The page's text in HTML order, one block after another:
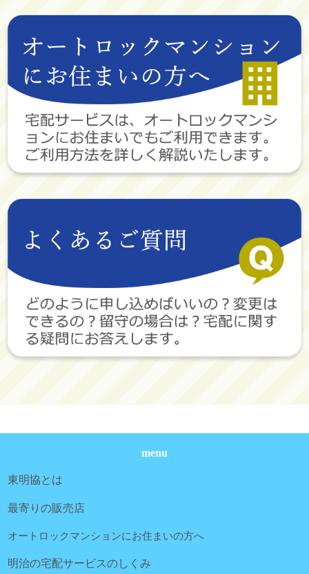
menu
東明協とは
最寄りの販売店
オートロックマンションにお住まいの方へ
明治の宅配サービスのしくみ